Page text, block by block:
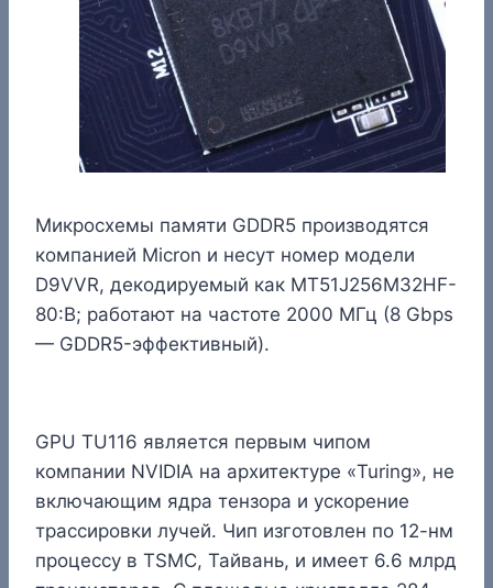
Микросхемы памяти GDDR5 производятся
компанией Micron и несут номер модели
D9VVR, декодируемый как MT51J256M32HF-
80:B; работают на частоте 2000 МГц (8 Gbps
— GDDR5-эффективный).
GPU TU116 является первым чипом
компании NVIDIA на архитектуре «Turing», не
включающим ядра тензора и ускорение
трассировки лучей. Чип изготовлен по 12-нм
процессу в TSMC, Тайвань, и имеет 6.6 млрд